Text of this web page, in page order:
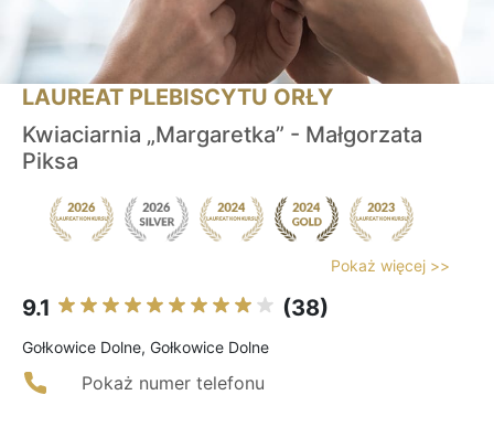
LAUREAT PLEBISCYTU ORŁY
Kwiaciarnia „Margaretka” - Małgorzata
Piksa
Pokaż więcej >>
9.1 (38)
Gołkowice Dolne, Gołkowice Dolne
Pokaż numer telefonu